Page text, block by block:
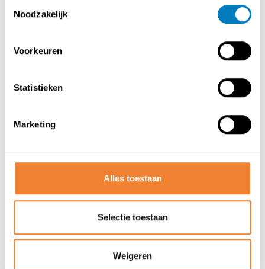
Noodzakelijk
Voorkeuren
Statistieken
Marketing
Alles toestaan
Selectie toestaan
Weigeren
ook wel interessant